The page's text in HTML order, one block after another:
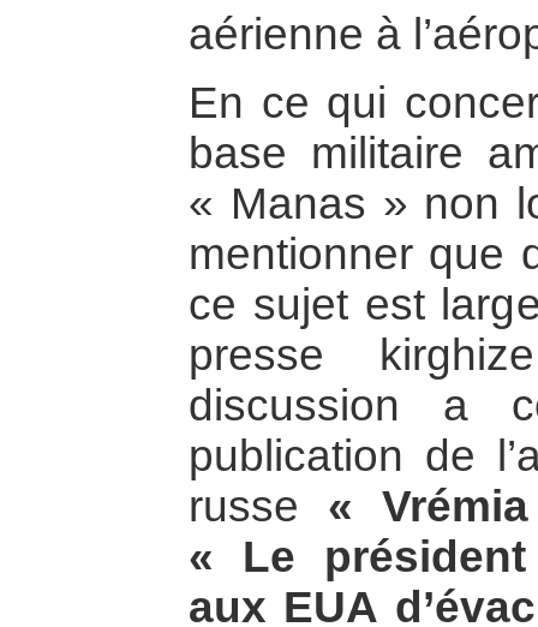
aérienne à
En ce qui
base militaire
« Manas » non
mentionner que
ce sujet est
presse
discussion a
publication de
russe «
« Le
aux EUA